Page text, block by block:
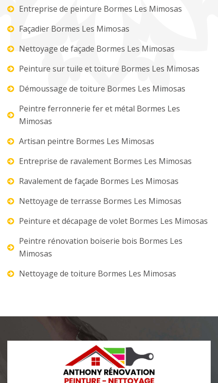
Entreprise de peinture Bormes Les Mimosas
Façadier Bormes Les Mimosas
Nettoyage de façade Bormes Les Mimosas
Peinture sur tuile et toiture Bormes Les Mimosas
Démoussage de toiture Bormes Les Mimosas
Peintre ferronnerie fer et métal Bormes Les
Mimosas
Artisan peintre Bormes Les Mimosas
Entreprise de ravalement Bormes Les Mimosas
Ravalement de façade Bormes Les Mimosas
Nettoyage de terrasse Bormes Les Mimosas
Peinture et décapage de volet Bormes Les Mimosas
Peintre rénovation boiserie bois Bormes Les
Mimosas
Nettoyage de toiture Bormes Les Mimosas